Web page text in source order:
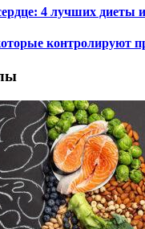
4 лучших диеты
контролируют